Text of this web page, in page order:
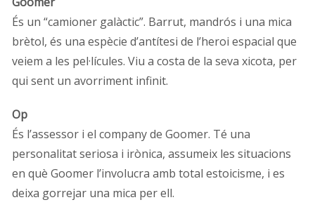
És un “camioner galàctic”. Barrut, mandrós i una mica
brètol, és una espècie d’antítesi de l’heroi espacial que
veiem a les pel·lícules. Viu a costa de la seva xicota, per
qui sent un avorriment infinit.
Op
És l’assessor i el company de Goomer. Té una
personalitat seriosa i irònica, assumeix les situacions
en què Goomer l’involucra amb total estoicisme, i es
deixa gorrejar una mica per ell.